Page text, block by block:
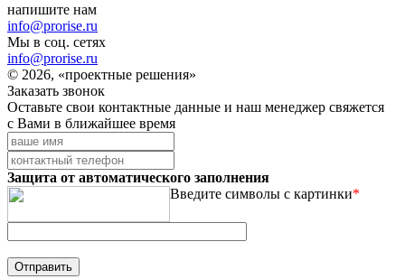
напишите нам
info@prorise.ru
Мы в соц. сетях
info@prorise.ru
© 2026, «проектные решения»
Заказать звонок
Оставьте свои контактные данные и наш менеджер свяжется
с Вами в ближайшее время
Защита от автоматического заполнения
Введите символы с картинки*